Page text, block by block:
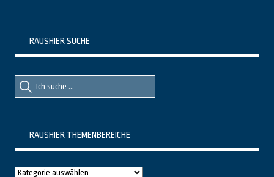
RAUSHIER SUCHE
Suche
nach::
Suche
nach:
RAUSHIER THEMENBEREICHE
Raushier